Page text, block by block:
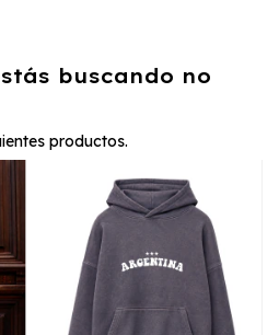
buscando no
productos.